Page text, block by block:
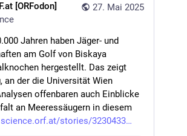
27. Mai 2025
[ORFodon]
Jahren haben Jäger- und
am Golf von Biskaya
hergestellt. Das zeigt
an der die Universität Wien
offenbaren auch Einblicke
an Meeressäugern in diesem
science.orf.at/stories/3230433